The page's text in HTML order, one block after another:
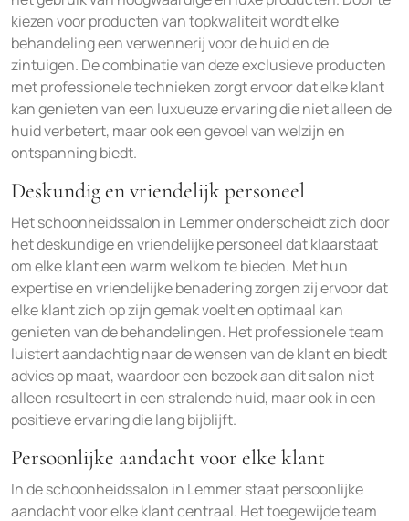
kiezen voor producten van topkwaliteit wordt elke
behandeling een verwennerij voor de huid en de
zintuigen. De combinatie van deze exclusieve producten
met professionele technieken zorgt ervoor dat elke klant
kan genieten van een luxueuze ervaring die niet alleen de
huid verbetert, maar ook een gevoel van welzijn en
ontspanning biedt.
Deskundig en vriendelijk personeel
Het schoonheidssalon in Lemmer onderscheidt zich door
het deskundige en vriendelijke personeel dat klaarstaat
om elke klant een warm welkom te bieden. Met hun
expertise en vriendelijke benadering zorgen zij ervoor dat
elke klant zich op zijn gemak voelt en optimaal kan
genieten van de behandelingen. Het professionele team
luistert aandachtig naar de wensen van de klant en biedt
advies op maat, waardoor een bezoek aan dit salon niet
alleen resulteert in een stralende huid, maar ook in een
positieve ervaring die lang bijblijft.
Persoonlijke aandacht voor elke klant
In de schoonheidssalon in Lemmer staat persoonlijke
aandacht voor elke klant centraal. Het toegewijde team